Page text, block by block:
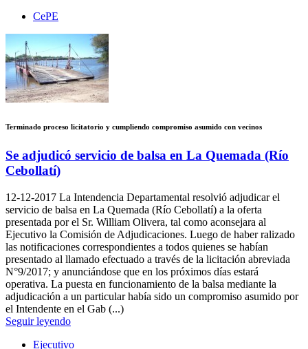
CePE
Terminado proceso licitatorio y cumpliendo compromiso asumido con vecinos
Se adjudicó servicio de balsa en La Quemada (Río
Cebollatí)
12-12-2017 La Intendencia Departamental resolvió adjudicar el
servicio de balsa en La Quemada (Río Cebollatí) a la oferta
presentada por el Sr. William Olivera, tal como aconsejara al
Ejecutivo la Comisión de Adjudicaciones. Luego de haber ralizado
las notificaciones correspondientes a todos quienes se habían
presentado al llamado efectuado a través de la licitación abreviada
N°9/2017; y anunciándose que en los próximos días estará
operativa. La puesta en funcionamiento de la balsa mediante la
adjudicación a un particular había sido un compromiso asumido por
el Intendente en el Gab (...)
Seguir leyendo
Ejecutivo